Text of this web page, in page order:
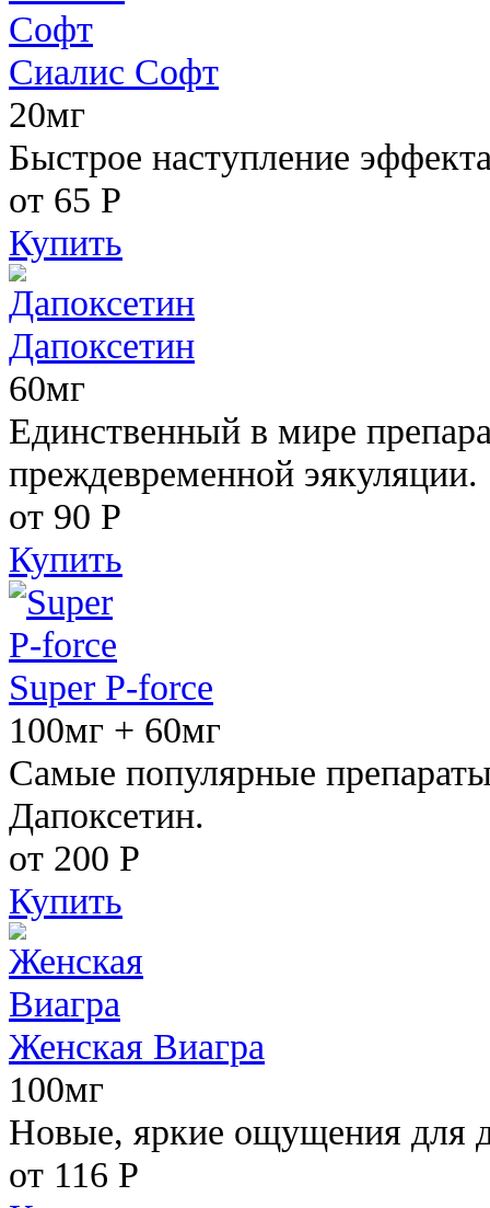
Сиалис Софт
20мг
Быстрое наступление
от 65 Р
Купить
Дапоксетин
60мг
Единственный в мире
преждевременной эякуляции.
от 90 Р
Купить
Super P-force
100мг + 60мг
Самые популярные
Дапоксетин.
от 200 Р
Купить
Женская Виагра
100мг
Новые, яркие ощущения для
от 116 Р